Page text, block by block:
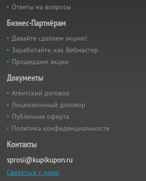
Ответы на вопросы
Бизнес-Партнёрам
Давайте сделаем акцию!
Заработайте, как Вебмастер
Прошедшие акции
Документы
Агентский договор
Лицензионный договор
Публичная оферта
Политика конфиденциальности
Контакты
sprosi@kupikupon.ru
Связаться с нами